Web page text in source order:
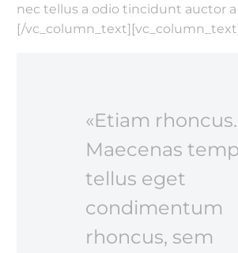
nec tellus a odio tincidunt auctor a
[/vc_column_text][vc_column_text]
«Etiam rhoncus.
Maecenas
tellus eget
condimentum
rhoncus, sem